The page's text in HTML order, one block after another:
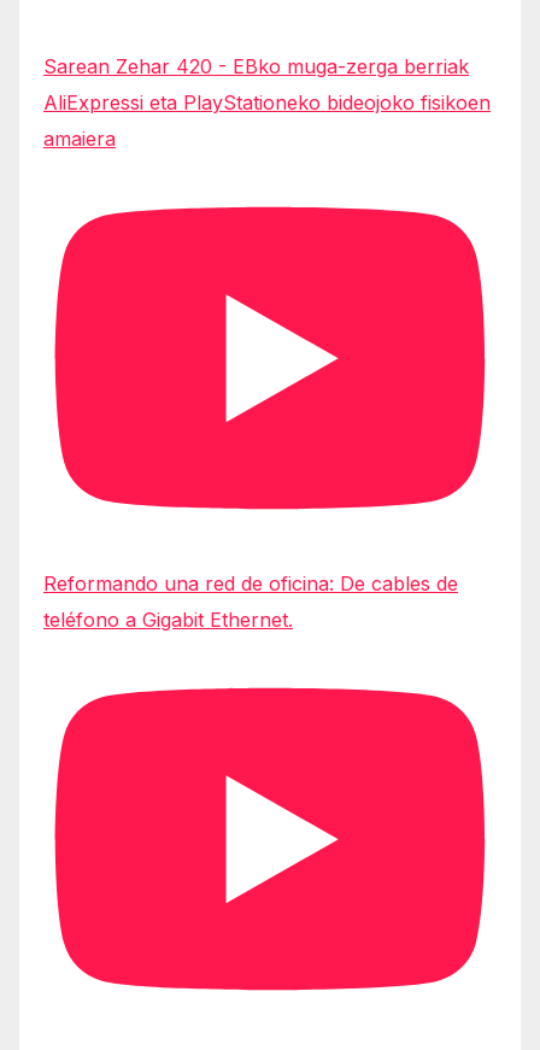
Sarean Zehar 420 - EBko muga-zerga berriak
AliExpressi eta PlayStationeko bideojoko fisikoen
amaiera
Reformando una red de oficina: De cables de
teléfono a Gigabit Ethernet.